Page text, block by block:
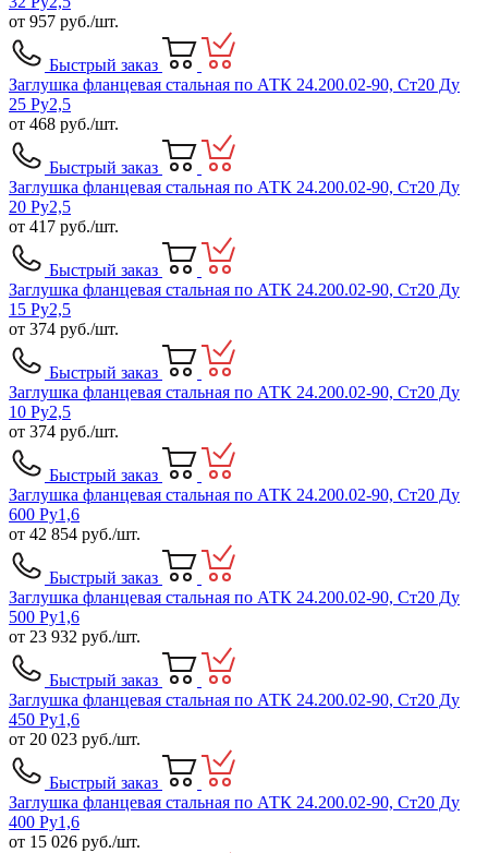
от 957 руб./шт.
Быстрый заказ
Заглушка фланцевая стальная по АТК 24.200.02-90, Ст20 Ду
25 Ру2,5
от 468 руб./шт.
Быстрый заказ
Заглушка фланцевая стальная по АТК 24.200.02-90, Ст20 Ду
20 Ру2,5
от 417 руб./шт.
Быстрый заказ
Заглушка фланцевая стальная по АТК 24.200.02-90, Ст20 Ду
15 Ру2,5
от 374 руб./шт.
Быстрый заказ
Заглушка фланцевая стальная по АТК 24.200.02-90, Ст20 Ду
10 Ру2,5
от 374 руб./шт.
Быстрый заказ
Заглушка фланцевая стальная по АТК 24.200.02-90, Ст20 Ду
600 Ру1,6
от 42 854 руб./шт.
Быстрый заказ
Заглушка фланцевая стальная по АТК 24.200.02-90, Ст20 Ду
500 Ру1,6
от 23 932 руб./шт.
Быстрый заказ
Заглушка фланцевая стальная по АТК 24.200.02-90, Ст20 Ду
450 Ру1,6
от 20 023 руб./шт.
Быстрый заказ
Заглушка фланцевая стальная по АТК 24.200.02-90, Ст20 Ду
400 Ру1,6
от 15 026 руб./шт.